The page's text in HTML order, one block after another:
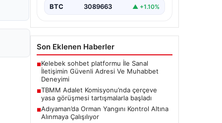
BTC 3089663 ▲ +1.10%
Son Eklenen Haberler
■Kelebek sohbet platformu İle Sanal
İletişimin Güvenli Adresi Ve Muhabbet
Deneyimi
■TBMM Adalet Komisyonu’nda çerçeve
yasa görüşmesi tartışmalarla başladı
■Adıyaman’da Orman Yangını Kontrol Altına
Alınmaya Çalışılıyor